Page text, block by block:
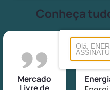
Conheça
Mercado
Livre de